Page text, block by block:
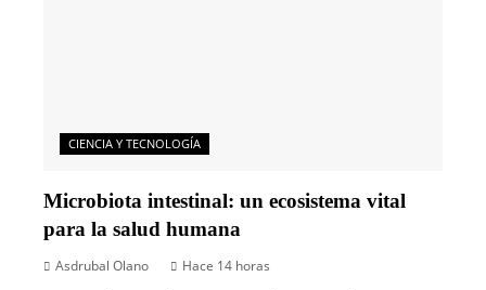
CIENCIA Y TECNOLOGÍA
Microbiota intestinal: un ecosistema vital
para la salud humana
Asdrubal Olano Hace 14 horas